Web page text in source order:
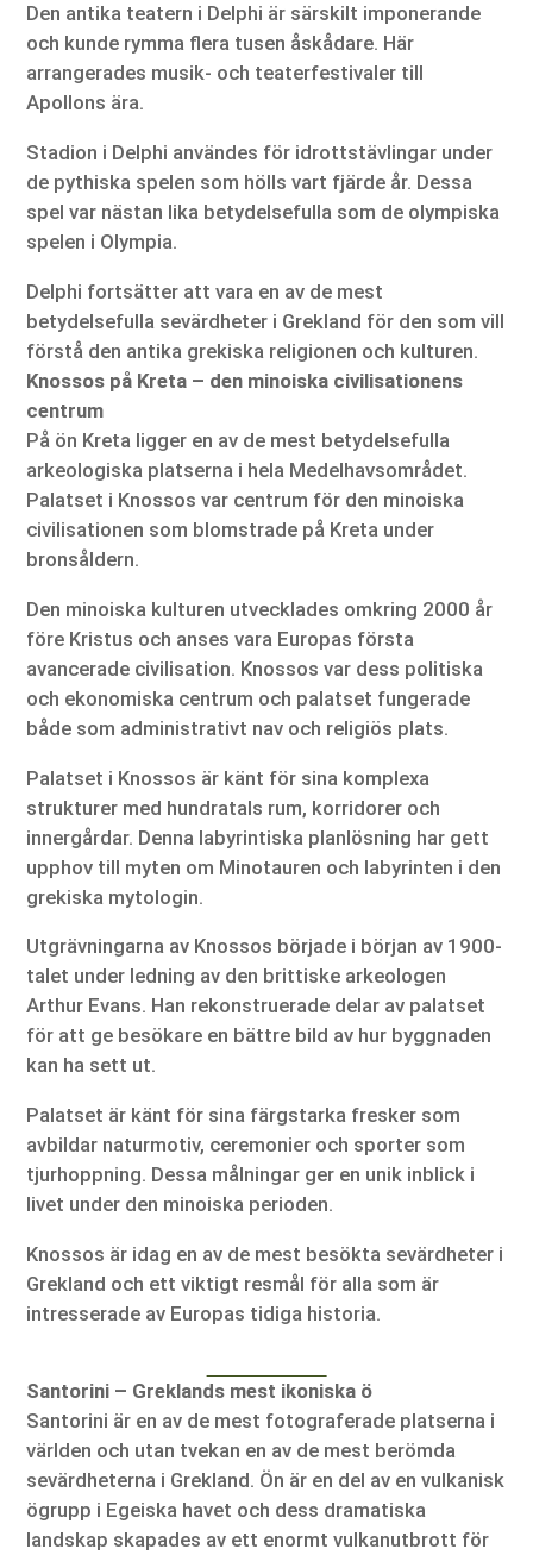
Den antika teatern i Delphi är särskilt imponerande
och kunde rymma flera tusen åskådare. Här
arrangerades musik- och teaterfestivaler till
Apollons ära.
Stadion i Delphi användes för idrottstävlingar under
de pythiska spelen som hölls vart fjärde år. Dessa
spel var nästan lika betydelsefulla som de olympiska
spelen i Olympia.
Delphi fortsätter att vara en av de mest
betydelsefulla sevärdheter i Grekland för den som vill
förstå den antika grekiska religionen och kulturen.
Knossos på Kreta – den minoiska civilisationens
centrum
På ön Kreta ligger en av de mest betydelsefulla
arkeologiska platserna i hela Medelhavsområdet.
Palatset i Knossos var centrum för den minoiska
civilisationen som blomstrade på Kreta under
bronsåldern.
Den minoiska kulturen utvecklades omkring 2000 år
före Kristus och anses vara Europas första
avancerade civilisation. Knossos var dess politiska
och ekonomiska centrum och palatset fungerade
både som administrativt nav och religiös plats.
Palatset i Knossos är känt för sina komplexa
strukturer med hundratals rum, korridorer och
innergårdar. Denna labyrintiska planlösning har gett
upphov till myten om Minotauren och labyrinten i den
grekiska mytologin.
Utgrävningarna av Knossos började i början av 1900-
talet under ledning av den brittiske arkeologen
Arthur Evans. Han rekonstruerade delar av palatset
för att ge besökare en bättre bild av hur byggnaden
kan ha sett ut.
Palatset är känt för sina färgstarka fresker som
avbildar naturmotiv, ceremonier och sporter som
tjurhoppning. Dessa målningar ger en unik inblick i
livet under den minoiska perioden.
Knossos är idag en av de mest besökta sevärdheter i
Grekland och ett viktigt resmål för alla som är
intresserade av Europas tidiga historia.
Santorini – Greklands mest ikoniska ö
Santorini är en av de mest fotograferade platserna i
världen och utan tvekan en av de mest berömda
sevärdheterna i Grekland. Ön är en del av en vulkanisk
ögrupp i Egeiska havet och dess dramatiska
landskap skapades av ett enormt vulkanutbrott för